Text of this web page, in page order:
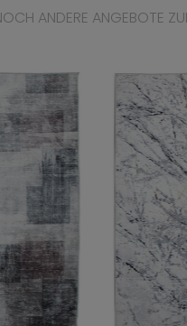
ANDERE ANGEBOTE